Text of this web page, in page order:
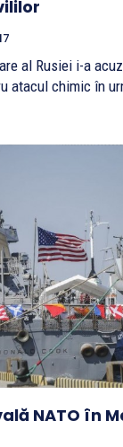
al Rusiei i-a
atacul chimic în
NATO în